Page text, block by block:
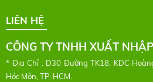
LIÊN HỆ
CÔNG TY TNHH XUẤT
* Địa Chỉ : D30 Đường TK18, KDC
Hóc Môn, TP-HCM.